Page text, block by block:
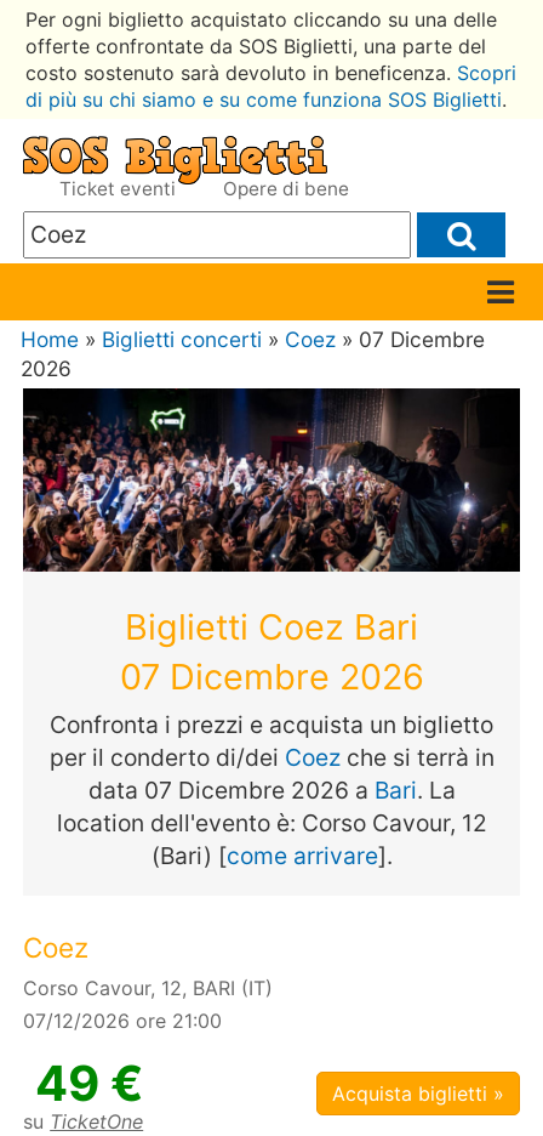
Per ogni biglietto acquistato cliccando su una delle
offerte confrontate da SOS Biglietti, una parte del
costo sostenuto sarà devoluto in beneficenza. Scopri
di più su chi siamo e su come funziona SOS Biglietti.
Ticket eventi Opere di bene
Home » Biglietti concerti » Coez » 07 Dicembre
2026
Biglietti Coez Bari
07 Dicembre 2026
Confronta i prezzi e acquista un biglietto
per il conderto di/dei Coezche si terrà in
data 07 Dicembre 2026 a Bari. La
location dell'evento è: Corso Cavour, 12
(Bari) [come arrivare].
Coez
Corso Cavour, 12, BARI (IT)
07/12/2026 ore 21:00
49 €
su TicketOne
Acquista biglietti »